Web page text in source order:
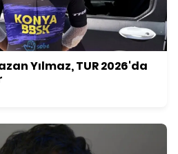
Yılmaz, TUR 2026'da